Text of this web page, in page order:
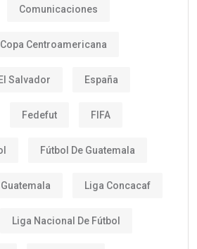
Comunicaciones
Copa Centroamericana
El Salvador España
Fedefut FIFA
Fútbol De Guatemala
Guatemala Liga Concacaf
Liga Nacional De Fútbol